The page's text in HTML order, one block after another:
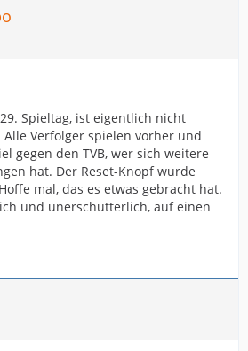
Spieltag, ist eigentlich nicht
Verfolger spielen vorher und
gegen den TVB, wer sich weitere
hat. Der Reset-Knopf wurde
mal, das es etwas gebracht hat.
und unerschütterlich, auf einen